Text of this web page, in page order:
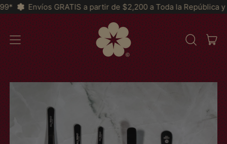
a partir de $2,200 a Toda la República y *MSI a partir de
MENU
SEARCH
OUR
SITE